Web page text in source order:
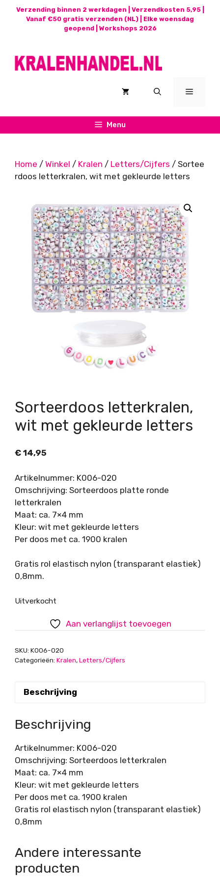
Verzending binnen 2 werkdagen | Verzendkosten 5,95 |
Vanaf €50 gratis verzenden (NL) | Elke woensdag
geopend | Workshops 2026
Menu
Menu
Home / Winkel / Kralen / Letters/Cijfers / Sortee
rdoos letterkralen, wit met gekleurde letters
Sorteerdoos letterkralen,
wit met gekleurde letters
€ 14,95
Artikelnummer: K006-020
Omschrijving: Sorteerdoos platte ronde
letterkralen
Maat: ca. 7×4 mm
Kleur: wit met gekleurde letters
Per doos met ca. 1900 kralen
Gratis rol elastisch nylon (transparant elastiek)
0,8mm.
Uitverkocht
Aan verlanglijst toevoegen
SKU: K006-020
Categorieën: Kralen,Letters/Cijfers
Beschrijving
Beschrijving
Artikelnummer: K006-020
Omschrijving: Sorteerdoos letterkralen
Maat: ca. 7×4 mm
Kleur: wit met gekleurde letters
Per doos met ca. 1900 kralen
Gratis rol elastisch nylon (transparant elastiek)
0,8mm
Andere interessante
producten